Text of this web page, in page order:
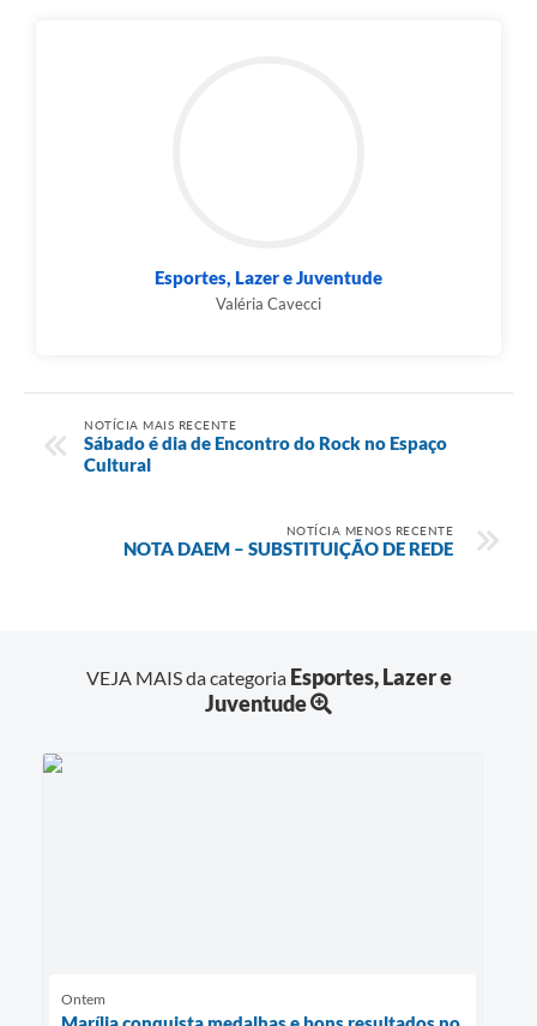
Esportes, Lazer e Juventude
Valéria Cavecci
NOTÍCIA MAIS RECENTE
Sábado é dia de Encontro do Rock no Espaço
Cultural
NOTÍCIA MENOS RECENTE
NOTA DAEM – SUBSTITUIÇÃO DE REDE
VEJA MAIS da categoria Esportes, Lazer e
Juventude
Ontem